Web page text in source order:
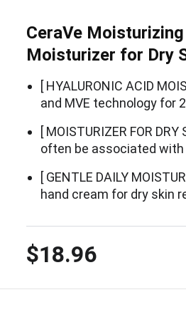
CeraVe
Moisturizer for Dry
[ HYALURONIC ACID
and MVE technology for
[ MOISTURIZER FOR
often be associated
[ GENTLE DAILY
hand cream for dry skin
$18.96